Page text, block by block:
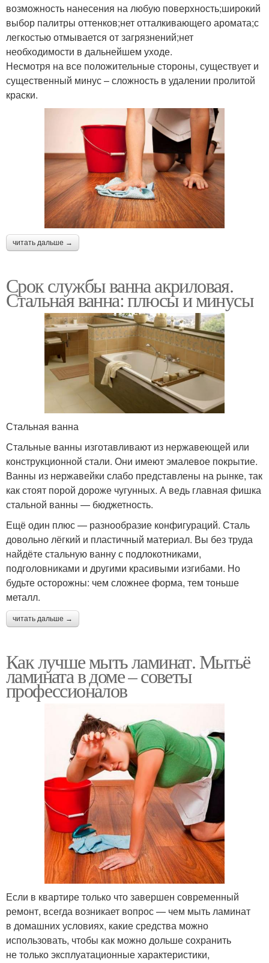
возможность нанесения на любую поверхность;широкий
выбор палитры оттенков;нет отталкивающего аромата;с
легкостью отмывается от загрязнений;нет
необходимости в дальнейшем уходе.
Несмотря на все положительные стороны, существует и
существенный минус – сложность в удалении пролитой
краски.
читать дальше →
Срок службы ванна акриловая.
Стальная ванна: плюсы и минусы
Стальная ванна
Стальные ванны изготавливают из нержавеющей или
конструкционной стали. Они имеют эмалевое покрытие.
Ванны из нержавейки слабо представлены на рынке, так
как стоят порой дороже чугунных. А ведь главная фишка
стальной ванны — бюджетность.
Ещё один плюс — разнообразие конфигураций. Сталь
довольно лёгкий и пластичный материал. Вы без труда
найдёте стальную ванну с подлокотниками,
подголовниками и другими красивыми изгибами. Но
будьте осторожны: чем сложнее форма, тем тоньше
металл.
читать дальше →
Как лучше мыть ламинат. Мытьё
ламината в доме – советы
профессионалов
Если в квартире только что завершен современный
ремонт, всегда возникает вопрос — чем мыть ламинат
в домашних условиях, какие средства можно
использовать, чтобы как можно дольше сохранить
не только эксплуатационные характеристики,